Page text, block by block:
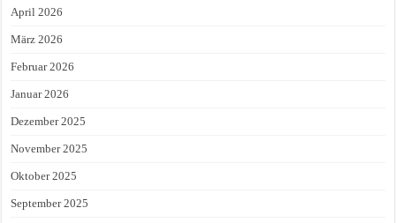
April 2026
März 2026
Februar 2026
Januar 2026
Dezember 2025
November 2025
Oktober 2025
September 2025